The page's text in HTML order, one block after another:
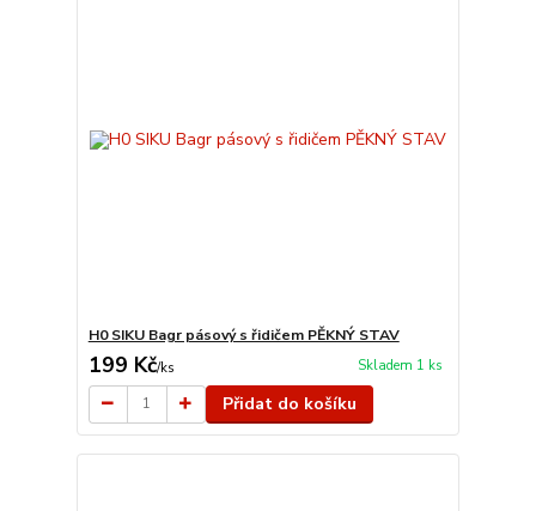
H0 SIKU Bagr pásový s řidičem PĚKNÝ STAV
199 Kč/ks Skladem 1 ks
Přidat do košíku